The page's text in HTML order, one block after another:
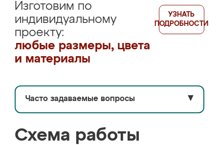
Изготовим по
индивидуальному
проекту:
любые размеры, цвета
и материалы
УЗНАТЬ
ПОДРОБНОСТИ
Часто задаваемые вопросы ▼
Схема работы